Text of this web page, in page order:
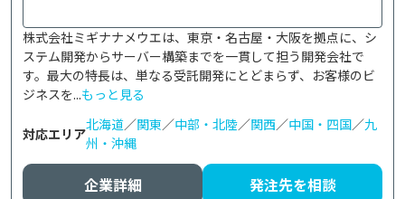
株式会社ミギナナメウエは、東京・名古屋・大阪を拠点に、シ
ステム開発からサーバー構築までを一貫して担う開発会社で
す。最大の特長は、単なる受託開発にとどまらず、お客様のビ
ジネスを...もっと見る
対応エリア
北海道／関東／中部・北陸／関西／中国・四国／九
州・沖縄
企業詳細 発注先を相談